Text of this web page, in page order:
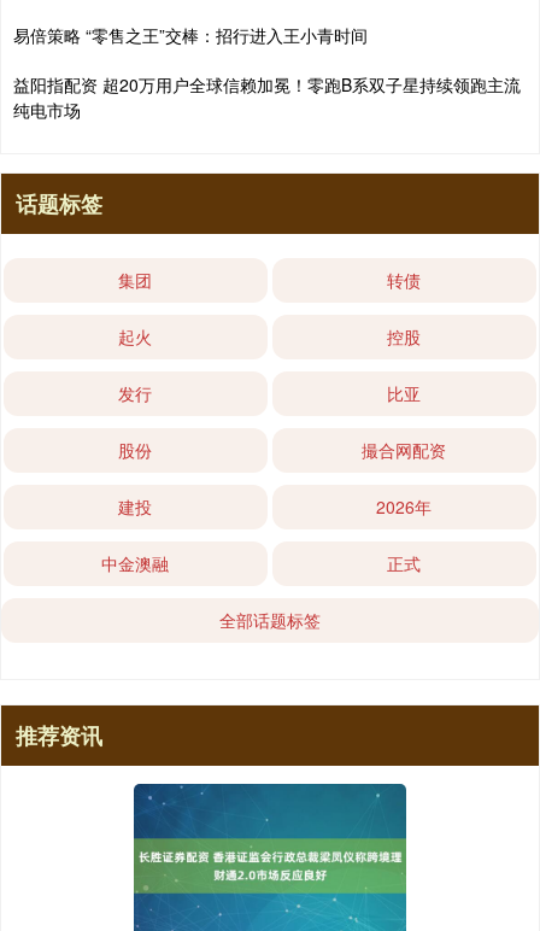
易倍策略 “零售之王”交棒：招行进入王小青时间
益阳指配资 超20万用户全球信赖加冕！零跑B系双子星持续领跑主流
纯电市场
话题标签
集团 转债
起火 控股
发行 比亚
股份 撮合网配资
建投 2026年
中金澳融 正式
全部话题标签
推荐资讯